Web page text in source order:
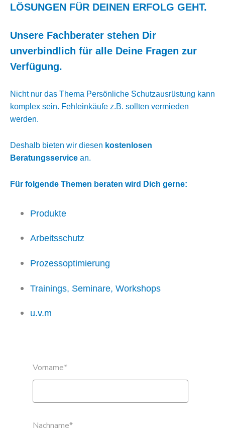
LÖSUNGEN FÜR DEINEN ERFOLG GEHT.
Unsere Fachberater stehen Dir
unverbindlich für alle Deine Fragen zur
Verfügung.
Nicht nur das Thema Persönliche Schutzausrüstung kann
komplex sein. Fehleinkäufe z.B. sollten vermieden
werden.
Deshalb bieten wir diesen kostenlosen
Beratungsservice an.
Für folgende Themen beraten wird Dich gerne:
Produkte
Arbeitsschutz
Prozessoptimierung
Trainings, Seminare, Workshops
u.v.m
Vorname*
Nachname*